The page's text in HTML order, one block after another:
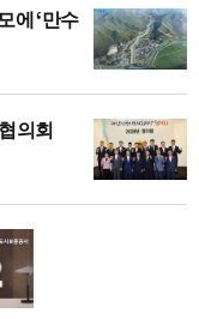
에 ‘만수
의회